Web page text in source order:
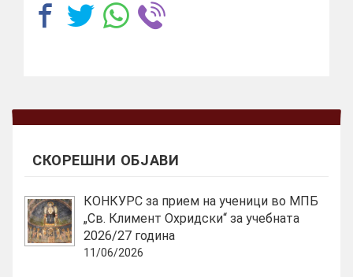
СКОРЕШНИ ОБЈАВИ
КОНКУРС за прием на ученици во МПБ
„Св. Климент Охридски“ за учебната
2026/27 година
11/06/2026